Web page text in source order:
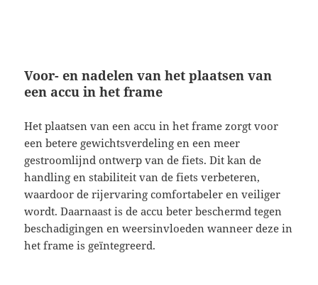
Voor- en nadelen van het plaatsen van
een accu in het frame
Het plaatsen van een accu in het frame zorgt voor
een betere gewichtsverdeling en een meer
gestroomlijnd ontwerp van de fiets. Dit kan de
handling en stabiliteit van de fiets verbeteren,
waardoor de rijervaring comfortabeler en veiliger
wordt. Daarnaast is de accu beter beschermd tegen
beschadigingen en weersinvloeden wanneer deze in
het frame is geïntegreerd.